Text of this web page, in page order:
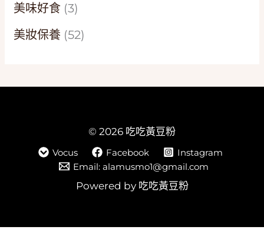
美味好食 (3)
美妝保養 (52)
© 2026 吃吃黃豆粉
Vocus Facebook
Instagram
Email: alamusmo1@gmail.com
Powered by 吃吃黃豆粉